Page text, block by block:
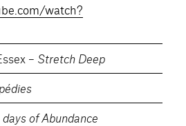
watch?
– Stretch Deep
days of Abundance